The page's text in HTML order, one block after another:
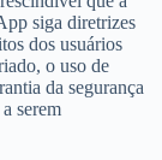
siga diretrizes
dos usuários
o uso de
da segurança
serem